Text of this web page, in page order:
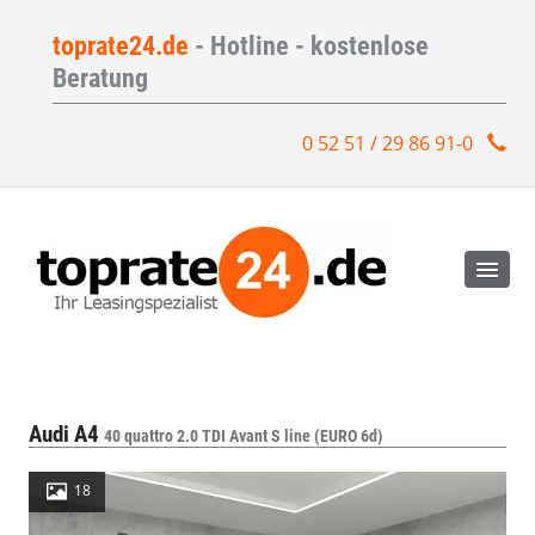
toprate24.de - Hotline - kostenlose
Beratung
0 52 51 / 29 86 91-0
Audi A4 40 quattro 2.0 TDI Avant S line (EURO 6d)
18